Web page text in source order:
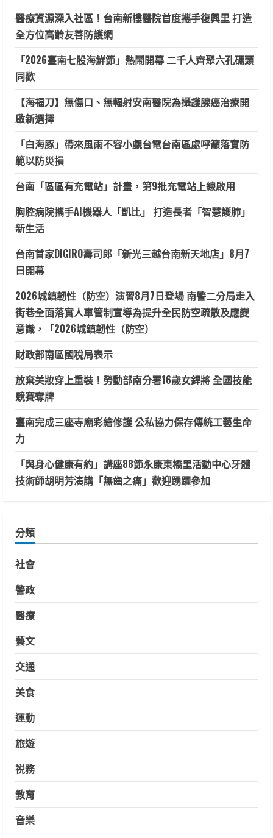
醫療資源深入社區！台南新樓醫院首度攜手復興里 打造
全方位高齡友善防護網
「2026臺南七股海鮮節」熱鬧開幕 二千人齊聚六孔碼頭
同歡
【海福刀】無傷口、無輻射安南醫院為攝護腺癌治療開
啟新選擇
「白海豚」帶來風雨不容小覷台電台南區處呼籲落實防
範以防災損
台南「區區有充電站」計畫，第9批充電站上線啟用
胸腔病院攜手AI機器人「凱比」 打造長者「智慧護肺」
新生活
台南首家DIGIRO壽司郎「新光三越台南新天地店」8月7
日開幕
2026城鎮韌性（防空）演習8月7日登場 南警二分局走入
街巷全面落實人車管制宣導為提升全民防空疏散及應變
意識，「2026城鎮韌性（防空）
財政部南區國稅局表示
放棄美妝穿上重裝！勞動部南分署16歲女銲將 全國技能
競賽奪牌
臺南完成三座寺廟彩繪修護 公私協力保存傳統工藝生命
力
「與身心健康有約」講座88節永康東橋里活動中心牙體
技術師胡明芳演講「無齒之痛」歡迎踴躍參加
分類
社會
警政
醫療
藝文
交通
美食
運動
旅遊
祱務
教育
音樂